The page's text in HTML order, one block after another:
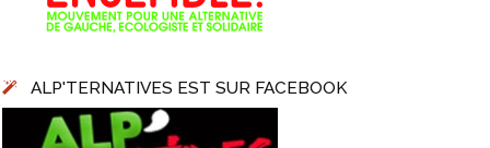
ALP'TERNATIVES EST SUR FACEBOOK